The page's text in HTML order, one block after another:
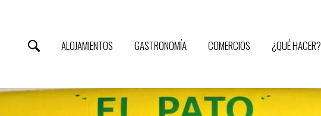
ALOJAMIENTOS GASTRONOMÍA COMERCIOS ¿QUÉ HACER?